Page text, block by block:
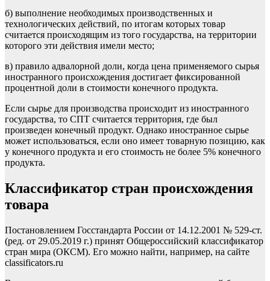
б) выполнение необходимых производственных и
технологических действий, по итогам которых товар
считается происходящим из того государства, на территории
которого эти действия имели место;
в) правило адвалорной доли, когда цена применяемого сырья
иностранного происхождения достигает фиксированной
процентной доли в стоимости конечного продукта.
Если сырье для производства происходит из иностранного
государства, то СПТ считается территория, где был
произведен конечный продукт. Однако иностранное сырье
может использоваться, если оно имеет товарную позицию, как
у конечного продукта и его стоимость не более 5% конечного
продукта.
Классификатор стран происхождения
товара
Постановлением Госстандарта России от 14.12.2001 № 529-ст.
(ред. от 29.05.2019 г.) принят Общероссийский классификатор
стран мира (ОКСМ). Его можно найти, например, на сайте
classificators.ru